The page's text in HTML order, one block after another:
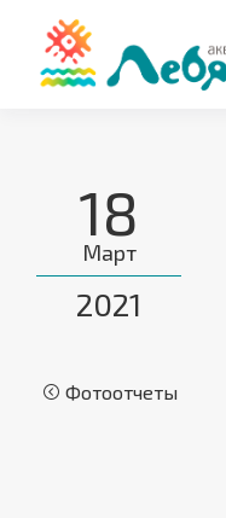
18
Март
2021
Фотоотчеты